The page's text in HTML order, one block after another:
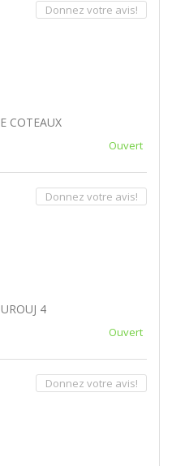
COTEAUX
Ouvert
Donnez votre avis!
4
Ouvert
Donnez votre avis!
Donnez votre avis!